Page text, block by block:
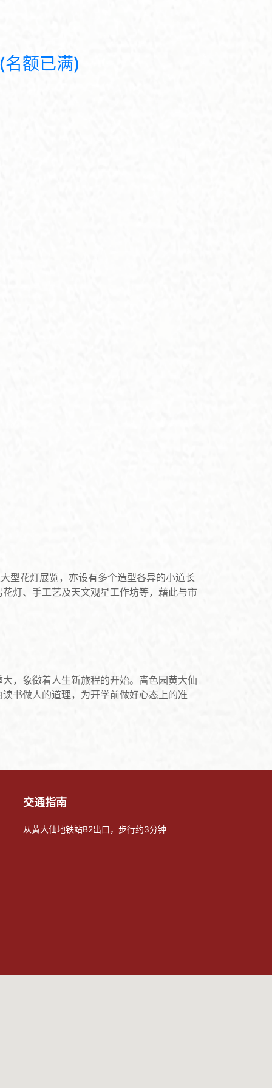
额已满)
型花灯展览，亦设有多个造型各异的小道长
灯、手工艺及天文观星工作坊等，藉此与市
，象徵着人生新旅程的开始。啬色园黄大仙
书做人的道理，为开学前做好心态上的准
交通指南
从黄大仙地铁站B2出口，步行约3分钟